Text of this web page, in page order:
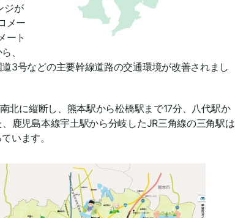
ジが
メー
ート
、
3号などの主要幹線道路の交通環境が改善されまし
北に縦断し、熊本駅から松橋駅まで17分、八代駅か
鹿児島本線宇土駅から分岐したJR三角線の三角駅は
います。